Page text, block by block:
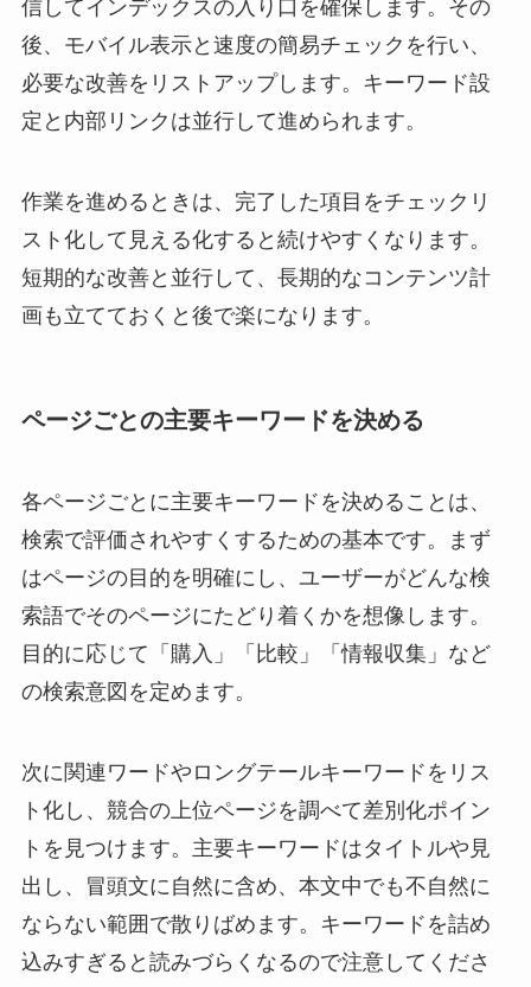
信してインデックスの入り口を確保します。その
後、モバイル表示と速度の簡易チェックを行い、
必要な改善をリストアップします。キーワード設
定と内部リンクは並行して進められます。
作業を進めるときは、完了した項目をチェックリ
スト化して見える化すると続けやすくなります。
短期的な改善と並行して、長期的なコンテンツ計
画も立てておくと後で楽になります。
ページごとの主要キーワードを決める
各ページごとに主要キーワードを決めることは、
検索で評価されやすくするための基本です。まず
はページの目的を明確にし、ユーザーがどんな検
索語でそのページにたどり着くかを想像します。
目的に応じて「購入」「比較」「情報収集」など
の検索意図を定めます。
次に関連ワードやロングテールキーワードをリス
ト化し、競合の上位ページを調べて差別化ポイン
トを見つけます。主要キーワードはタイトルや見
出し、冒頭文に自然に含め、本文中でも不自然に
ならない範囲で散りばめます。キーワードを詰め
込みすぎると読みづらくなるので注意してくださ